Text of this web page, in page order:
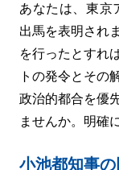
あなたは、東京
出馬を表明され
を行ったとすれ
トの発令とその
政治的都合を優
ませんか。明確
小池都知事